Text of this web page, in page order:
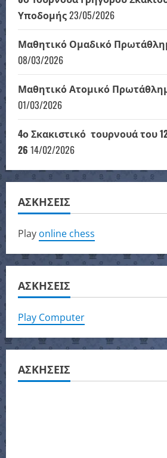
Υποδομής23/05/2026
Μαθητικό Ομαδικό
08/03/2026
Μαθητικό Ατομικό
01/03/2026
4ο Σκακιστικό τουρνουά του
26 14/02/2026
ΑΣΚΗΣΕΙΣ
Play online chess
ΑΣΚΗΣΕΙΣ
Play Computer
ΑΣΚΗΣΕΙΣ